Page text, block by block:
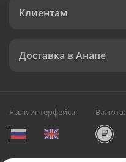
Клиентам
Доставка в Анапе
Язык интерфейса: Валюта: